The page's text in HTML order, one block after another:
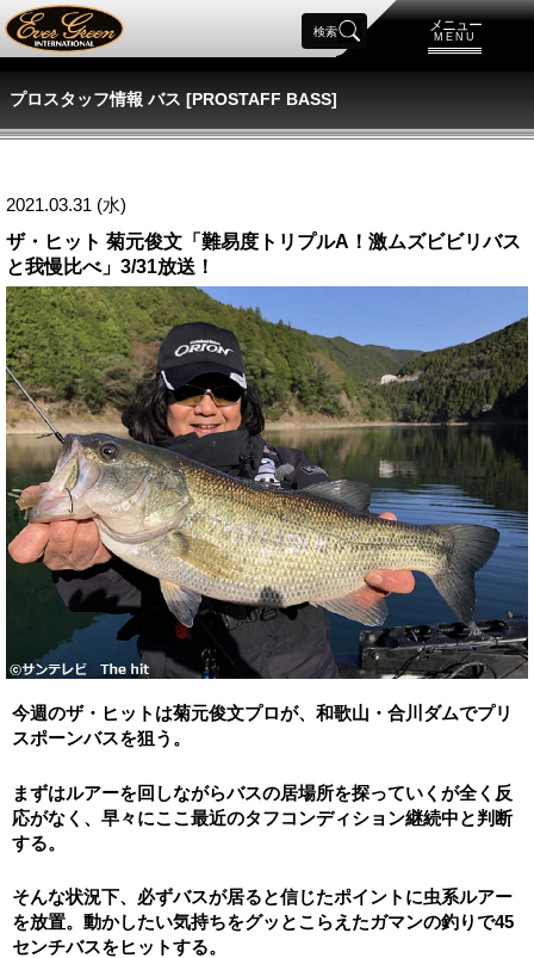
メニュー
MENU
検索
プロスタッフ情報 バス [PROSTAFF BASS]
2021.03.31 (水)
ザ・ヒット 菊元俊文「難易度トリプルA！激ムズビビリバス
と我慢比べ」3/31放送！
今週のザ・ヒットは菊元俊文プロが、和歌山・ 合川ダムでプリ
スポーンバスを狙う。
まずはルアーを回しながらバスの居場所を探っていくが全く反
応がなく、早々にここ最近のタフコンディション継続中と判断
する。
そんな状況下、 必ずバスが居ると信じたポイントに虫系ルアー
を放置。 動かしたい気持ちをグッとこらえたガマンの釣りで45
センチバスをヒットする。